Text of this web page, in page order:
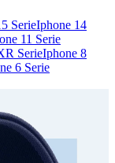
SerieIphone 14
11 Serie
SerieIphone 8
6 Serie